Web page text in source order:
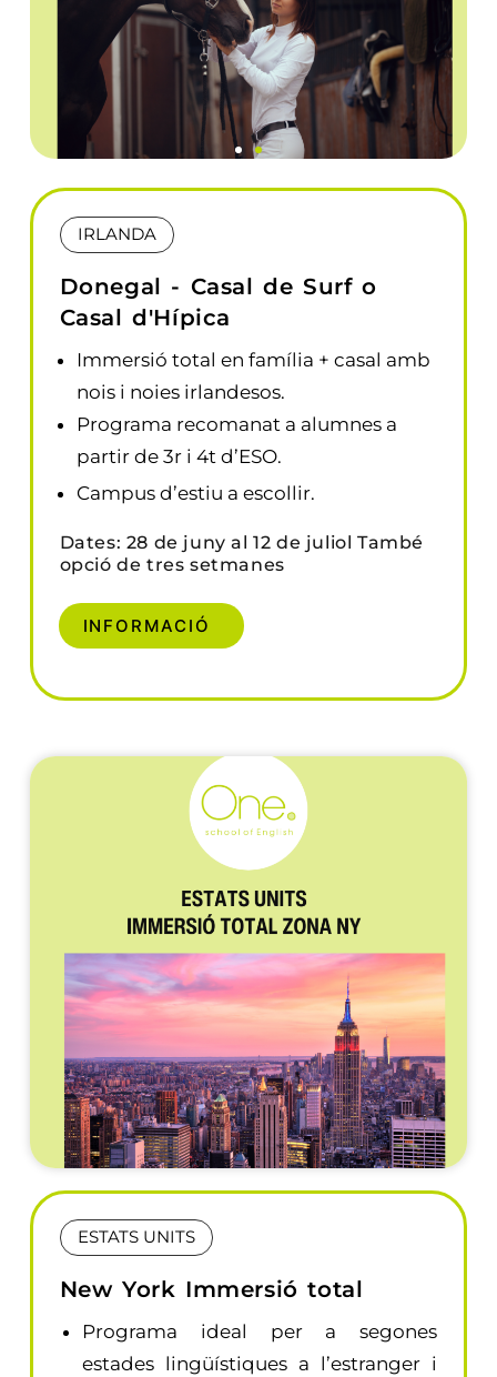
IRLANDA
Donegal - Casal de Surf o
Casal d'Hípica
Immersió total en família + casal amb
nois i noies irlandesos.
Programa recomanat a alumnes a
partir de 3r i 4t d’ESO.
Campus d’estiu a escollir.
Dates: 28 de juny al 12 de juliol També
opció de tres setmanes
INFORMACIÓ
ESTATS UNITS
New York Immersió total
Programa ideal per a segones
estades lingüístiques a l’estranger i